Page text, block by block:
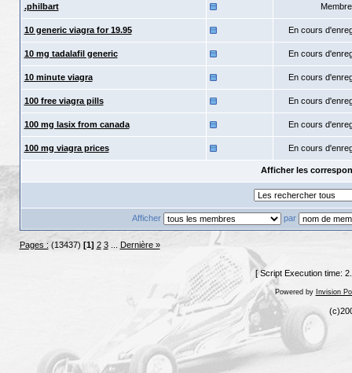
.philbart
10 generic viagra for 19.95 En cours
10 mg tadalafil generic En cours
10 minute viagra En cours
100 free viagra pills En cours
100 mg lasix from canada En cours
100 mg viagra prices En cours
Afficher les
Afficher par
Pages : (13437) [1] 2 3... Dernière »
[ Script Execution time:
Powered by Invision